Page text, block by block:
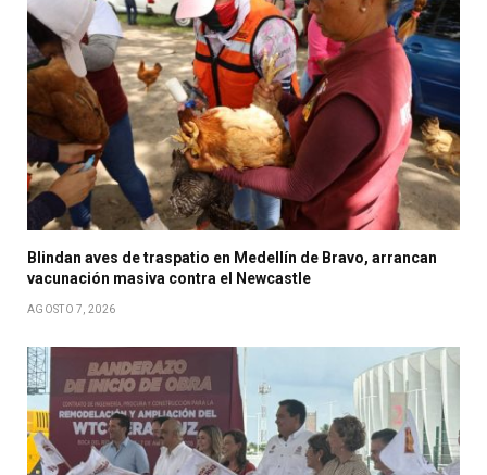
Blindan aves de traspatio en Medellín de Bravo, arrancan
vacunación masiva contra el Newcastle
AGOSTO 7, 2026